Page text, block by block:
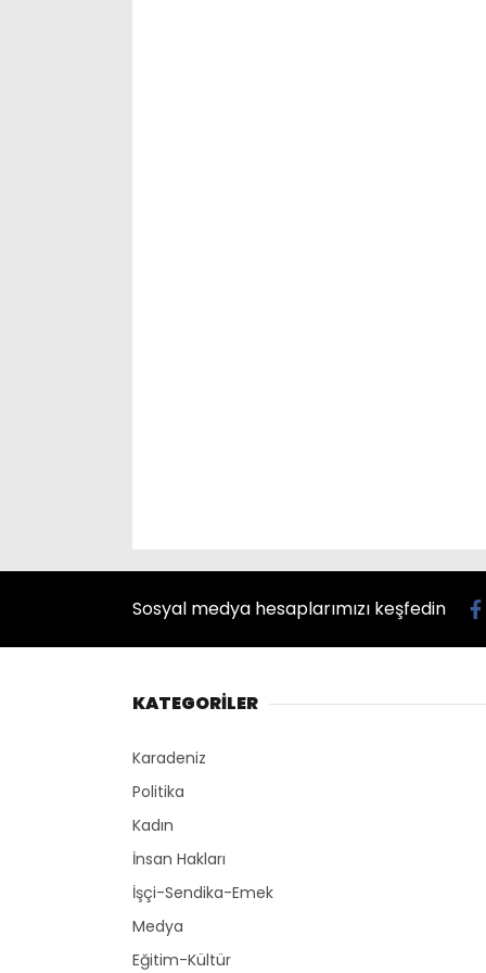
Sosyal medya hesaplarımızı keşfedin
KATEGORİLER
Karadeniz
Politika
Kadın
İnsan Hakları
İşçi-Sendika-Emek
Medya
Eğitim-Kültür